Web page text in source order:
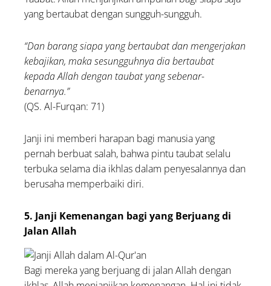
yang bertaubat dengan sungguh-sungguh.
“Dan barang siapa yang bertaubat dan mengerjakan
kebajikan, maka sesungguhnya dia bertaubat
kepada Allah dengan taubat yang sebenar-
benarnya.”
(QS. Al-Furqan: 71)
Janji ini memberi harapan bagi manusia yang
pernah berbuat salah, bahwa pintu taubat selalu
terbuka selama dia ikhlas dalam penyesalannya dan
berusaha memperbaiki diri.
5. Janji Kemenangan bagi yang Berjuang di
Jalan Allah
Bagi mereka yang berjuang di jalan Allah dengan